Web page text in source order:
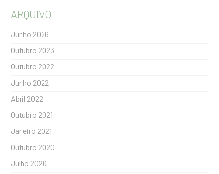
ARQUIVO
Junho 2026
Outubro 2023
Outubro 2022
Junho 2022
Abril 2022
Outubro 2021
Janeiro 2021
Outubro 2020
Julho 2020